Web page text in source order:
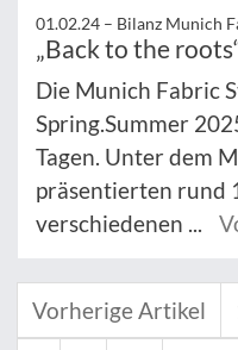
01.02.24 – Bilanz Munich
„Back to the
Die Munich Fabric
Spring.Summer
Tagen. Unter dem
präsentierten rund
verschiedenen ...
Vorherige Artikel